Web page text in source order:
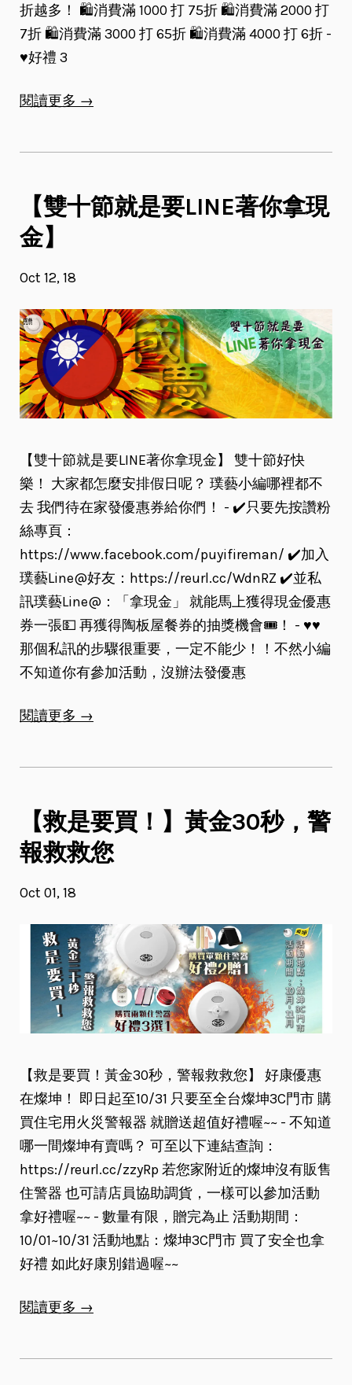
折越多！ 🛍️消費滿 1000 打 75折 🛍️消費滿 2000 打
7折 🛍️消費滿 3000 打 65折 🛍️消費滿 4000 打 6折 -
♥️好禮 3
閱讀更多 →
【雙十節就是要LINE著你拿現
金】
Oct 12, 18
【雙十節就是要LINE著你拿現金】 雙十節好快
樂！ 大家都怎麼安排假日呢？ 璞藝小編哪裡都不
去 我們待在家發優惠券給你們！ - ✔️只要先按讚粉
絲專頁：
https://www.facebook.com/puyifireman/ ✔️加入
璞藝Line@好友：️https://reurl.cc/WdnRZ ✔️並私
訊璞藝Line@：「拿現金」 就能馬上獲得現金優惠
券一張💵 再獲得陶板屋餐券的抽獎機會🎟️！ - ♥️♥️
那個私訊的步驟很重要，一定不能少！！不然小編
不知道你有參加活動，沒辦法發優惠
閱讀更多 →
【救是要買！】黃金30秒，警
報救救您
Oct 01, 18
【救是要買！黃金30秒，警報救救您】 好康優惠
在燦坤！ 即日起至10/31 只要至全台燦坤3C門市 購
買住宅用火災警報器 就贈送超值好禮喔~~ - 不知道
哪一間燦坤有賣嗎？ 可至以下連結查詢：
https://reurl.cc/zzyRp 若您家附近的燦坤沒有販售
住警器 也可請店員協助調貨，一樣可以參加活動
拿好禮喔~~ - 數量有限，贈完為止 活動期間：
10/01~10/31 活動地點：燦坤3C門市 買了安全也拿
好禮 如此好康別錯過喔~~
閱讀更多 →